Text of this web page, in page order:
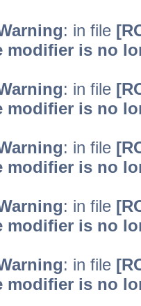
: in file
modifier is no
: in file
modifier is no
: in file
modifier is no
: in file
modifier is no
: in file
modifier is no